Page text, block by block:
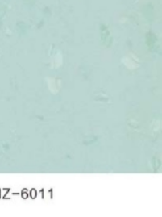
呼伦贝